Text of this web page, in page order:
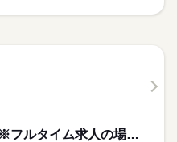
200,000円〜350,000円 ※フルタイム求人の場合は月額（換算額）、パート求人の場合は時間額を表示しています。